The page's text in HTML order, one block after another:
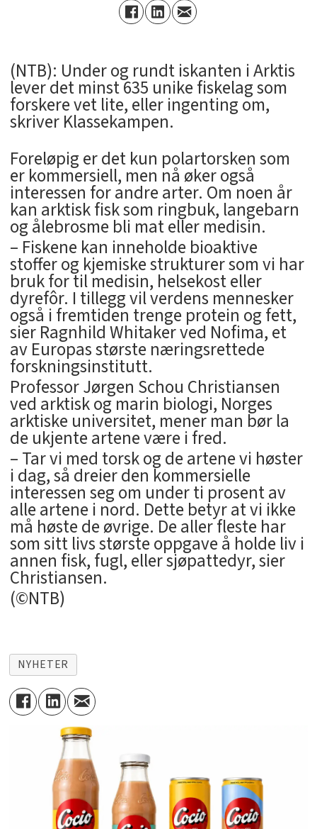
(NTB): Under og rundt iskanten i Arktis
lever det minst 635 unike fiskelag som
forskere vet lite, eller ingenting om,
skriver Klassekampen.
Foreløpig er det kun polartorsken som
er kommersiell, men nå øker også
interessen for andre arter. Om noen år
kan arktisk fisk som ringbuk, langebarn
og ålebrosme bli mat eller medisin.
– Fiskene kan inneholde bioaktive
stoffer og kjemiske strukturer som vi har
bruk for til medisin, helsekost eller
dyrefôr. I tillegg vil verdens mennesker
også i fremtiden trenge protein og fett,
sier Ragnhild Whitaker ved Nofima, et
av Europas største næringsrettede
forskningsinstitutt.
Professor Jørgen Schou Christiansen
ved arktisk og marin biologi, Norges
arktiske universitet, mener man bør la
de ukjente artene være i fred.
– Tar vi med torsk og de artene vi høster
i dag, så dreier den kommersielle
interessen seg om under ti prosent av
alle artene i nord. Dette betyr at vi ikke
må høste de øvrige. De aller fleste har
som sitt livs største oppgave å holde liv i
annen fisk, fugl, eller sjøpattedyr, sier
Christiansen.
(©NTB)
NYHETER